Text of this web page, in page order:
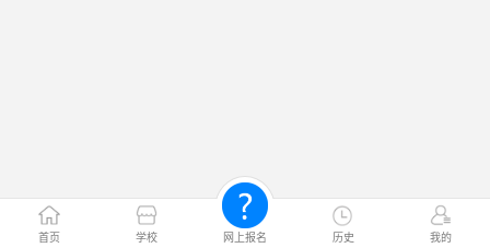
首页 学校 网上报名 历史 我的